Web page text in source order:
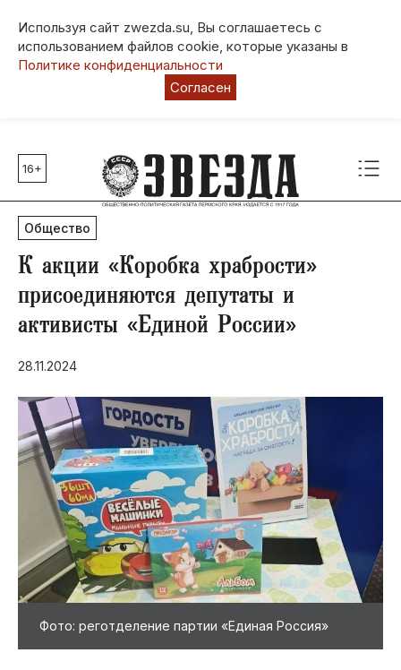
Используя сайт zwezda.su, Вы соглашаетесь с
использованием файлов cookie, которые указаны в
Политике конфиденциальности
Согласен
Главные темы
80 лет Победы
Молодежная столица РФ
СВО
Социальная поддержка
Инфраструктура
Благоустройство
16+
Общество
К акции «Коробка храбрости»
присоединяются депутаты и
активисты «Единой России»
28.11.2024
Фото: реготделение партии «Единая Россия»